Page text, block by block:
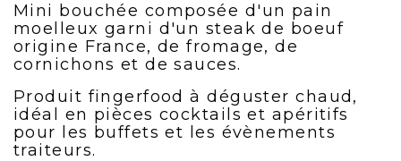
Mini bouchée composée d'un pain
moelleux garni d'un steak de boeuf
origine France, de fromage, de
cornichons et de sauces.
Produit fingerfood à déguster chaud,
idéal en pièces cocktails et apéritifs
pour les buffets et les évènements
traiteurs.